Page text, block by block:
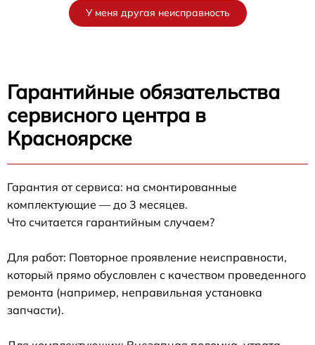
У меня другая неисправность
Гарантийные обязательства
сервисного центра в
Красноярске
Гарантия от сервиса: на смонтированные
комплектующие — до 3 месяцев.
Что считается гарантийным случаем?
Для работ: Повторное проявление неисправности,
который прямо обусловлен с качеством проведенного
ремонта (например, неправильная установка
запчасти).